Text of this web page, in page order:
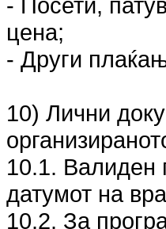
цена;
- Други
10) Лични
10.1. Валиден
датумот на
10.2. За